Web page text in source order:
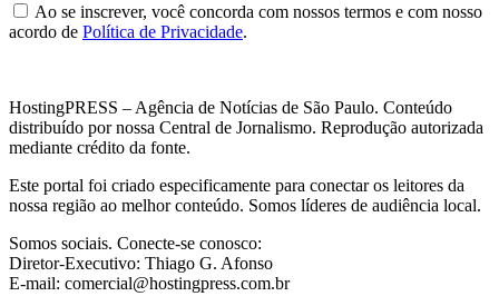
Ao se inscrever, você concorda com nossos termos e com nosso
acordo de Política de Privacidade.
HostingPRESS – Agência de Notícias de São Paulo. Conteúdo
distribuído por nossa Central de Jornalismo. Reprodução autorizada
mediante crédito da fonte.
Este portal foi criado especificamente para conectar os leitores da
nossa região ao melhor conteúdo. Somos líderes de audiência local.
Somos sociais. Conecte-se conosco:
Diretor-Executivo: Thiago G. Afonso
E-mail: comercial@hostingpress.com.br